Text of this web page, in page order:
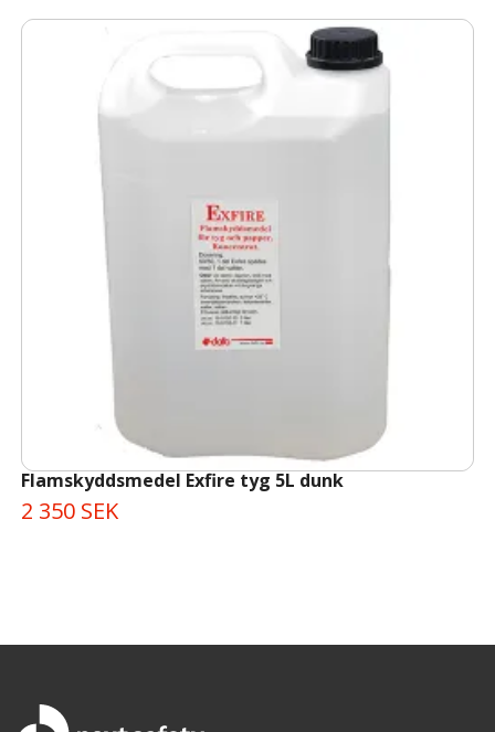
Flamskyddsmedel Exfire tyg 5L dunk
2 350 SEK